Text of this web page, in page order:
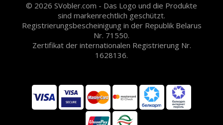
© 2026 SVobler.com - Das Logo und die Produkte
sind markenrechtlich geschützt.
Registrierungsbescheinigung in der Republik Belarus
Nr. 71550.
Zertifikat der internationalen Registrierung Nr.
1628136.